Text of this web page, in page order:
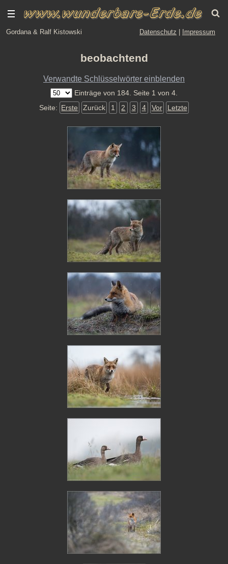
Gordana & Ralf Kistowski Datenschutz Impressum
beobachtend
Verwandte Schlüsselwörter einblenden
Einträge von 184. Seite 1 von 4.
Seite: Erste Zurück 1 2 3 4 Vor Letzte